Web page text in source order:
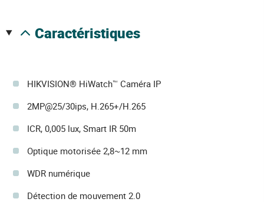
caractéristiques
HIKVISION® HiWatch™ Caméra IP
2MP@25/30ips, H.265+/H.265
ICR, 0,005 lux, Smart IR 50m
Optique motorisée 2,8~12 mm
WDR numérique
Détection de mouvement 2.0